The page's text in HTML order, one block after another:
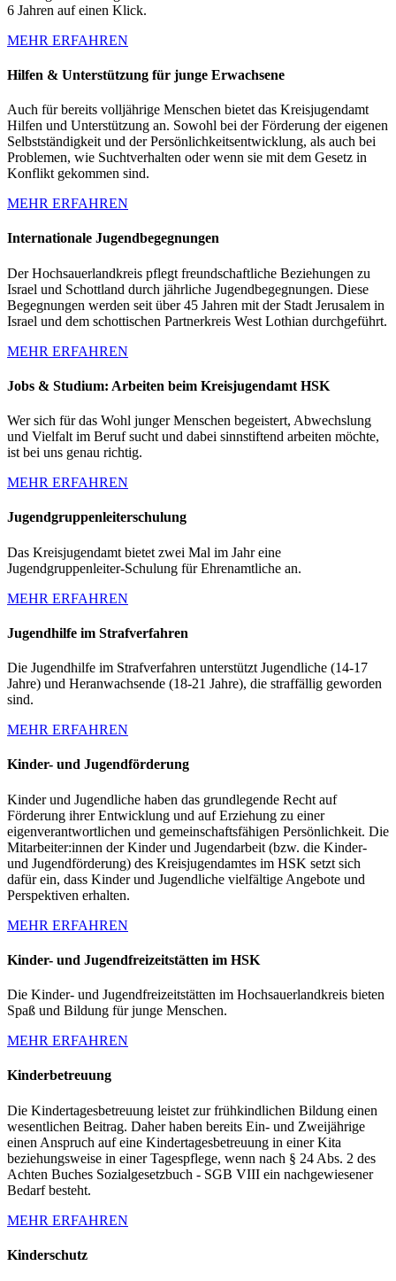
6 Jahren auf einen Klick.
MEHR ERFAHREN
Hilfen & Unterstützung für junge Erwachsene
Auch für bereits volljährige Menschen bietet das Kreisjugendamt
Hilfen und Unterstützung an. Sowohl bei der Förderung der eigenen
Selbstständigkeit und der Persönlichkeitsentwicklung, als auch bei
Problemen, wie Suchtverhalten oder wenn sie mit dem Gesetz in
Konflikt gekommen sind.
MEHR ERFAHREN
Internationale Jugendbegegnungen
Der Hochsauerlandkreis pflegt freundschaftliche Beziehungen zu
Israel und Schottland durch jährliche Jugendbegegnungen. Diese
Begegnungen werden seit über 45 Jahren mit der Stadt Jerusalem in
Israel und dem schottischen Partnerkreis West Lothian durchgeführt.
MEHR ERFAHREN
Jobs & Studium: Arbeiten beim Kreisjugendamt HSK
Wer sich für das Wohl junger Menschen begeistert, Abwechslung
und Vielfalt im Beruf sucht und dabei sinnstiftend arbeiten möchte,
ist bei uns genau richtig.
MEHR ERFAHREN
Jugendgruppenleiterschulung
Das Kreisjugendamt bietet zwei Mal im Jahr eine
Jugendgruppenleiter-Schulung für Ehrenamtliche an.
MEHR ERFAHREN
Jugendhilfe im Strafverfahren
Die Jugendhilfe im Strafverfahren unterstützt Jugendliche (14-17
Jahre) und Heranwachsende (18-21 Jahre), die straffällig geworden
sind.
MEHR ERFAHREN
Kinder- und Jugendförderung
Kinder und Jugendliche haben das grundlegende Recht auf
Förderung ihrer Entwicklung und auf Erziehung zu einer
eigenverantwortlichen und gemeinschaftsfähigen Persönlichkeit. Die
Mitarbeiter:innen der Kinder und Jugendarbeit (bzw. die Kinder-
und Jugendförderung) des Kreisjugendamtes im HSK setzt sich
dafür ein, dass Kinder und Jugendliche vielfältige Angebote und
Perspektiven erhalten.
MEHR ERFAHREN
Kinder- und Jugendfreizeitstätten im HSK
Die Kinder- und Jugendfreizeitstätten im Hochsauerlandkreis bieten
Spaß und Bildung für junge Menschen.
MEHR ERFAHREN
Kinderbetreuung
Die Kindertagesbetreuung leistet zur frühkindlichen Bildung einen
wesentlichen Beitrag. Daher haben bereits Ein- und Zweijährige
einen Anspruch auf eine Kindertagesbetreuung in einer Kita
beziehungsweise in einer Tagespflege, wenn nach § 24 Abs. 2 des
Achten Buches Sozialgesetzbuch - SGB VIII ein nachgewiesener
Bedarf besteht.
MEHR ERFAHREN
Kinderschutz